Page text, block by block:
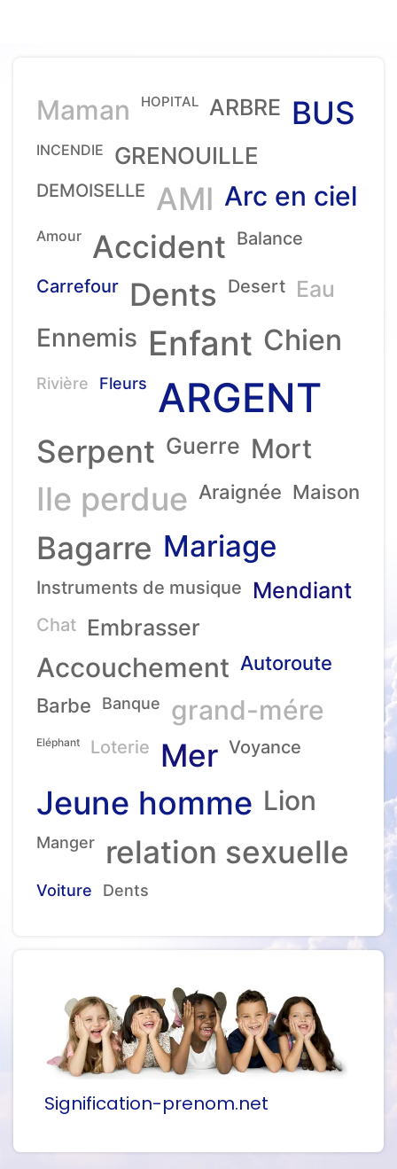
Maman HOPITAL ARBRE BUS
INCENDIE GRENOUILLE
DEMOISELLE AMI Arc en ciel
Amour Accident Balance
Carrefour Dents Desert Eau
Ennemis Enfant Chien
Rivière Fleurs ARGENT
Serpent Guerre Mort
Ile perdue Araignée Maison
Bagarre Mariage
Instruments de musique Mendiant
Chat Embrasser
Accouchement Autoroute
Barbe
Banque grand-mére
Eléphant Loterie Mer Voyance
Jeune homme Lion
Manger relation sexuelle
Voiture Dents
Signification-prenom.net